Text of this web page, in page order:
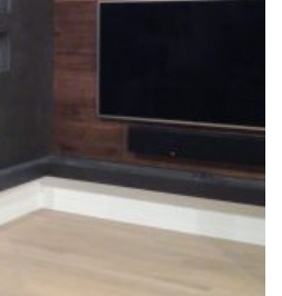
ARREDO DI INTERNI
abitatitivi